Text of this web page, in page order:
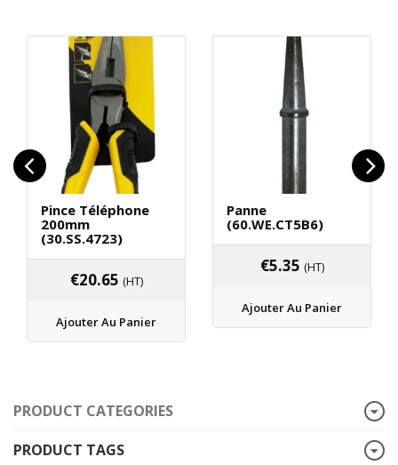
Pince Téléphone
200mm
(30.SS.4723)
€20.65 (HT)
Ajouter Au Panier
Panne
(60.WE.CT5B6)
€5.35 (HT)
Ajouter Au Panier
PRODUCT CATEGORIES
PRODUCT TAGS